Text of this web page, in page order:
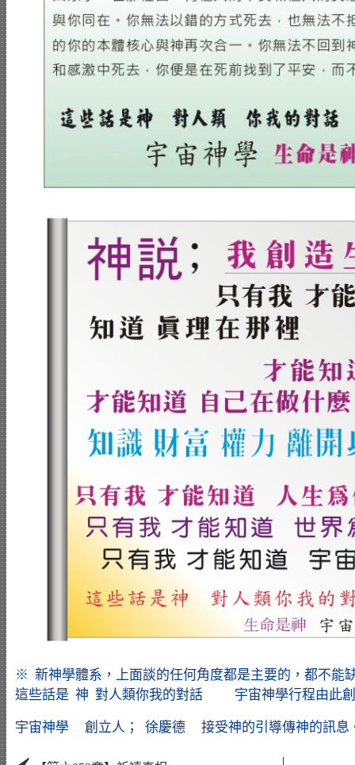
※ 新神學體系，上面談的任何角度都是主要的，都不能
這些話是 神 對人類你我的對話 宇宙神學行程由此創
宇宙神學 創立人； 徐慶德 接受神的引導傳神的訊息